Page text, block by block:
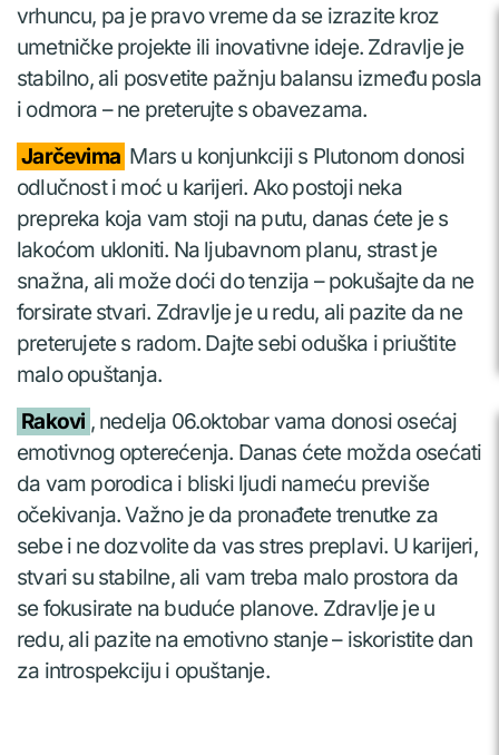
vrhuncu, pa je pravo vreme da se izrazite kroz
umetničke projekte ili inovativne ideje. Zdravlje je
stabilno, ali posvetite pažnju balansu između posla
i odmora – ne preterujte s obavezama.
Jarčevima Mars u konjunkciji s Plutonom donosi
odlučnost i moć u karijeri. Ako postoji neka
prepreka koja vam stoji na putu, danas ćete je s
lakoćom ukloniti. Na ljubavnom planu, strast je
snažna, ali može doći do tenzija – pokušajte da ne
forsirate stvari. Zdravlje je u redu, ali pazite da ne
preterujete s radom. Dajte sebi oduška i priuštite
malo opuštanja.
Rakovi , nedelja 06.oktobar vama donosi osećaj
emotivnog opterećenja. Danas ćete možda osećati
da vam porodica i bliski ljudi nameću previše
očekivanja. Važno je da pronađete trenutke za
sebe i ne dozvolite da vas stres preplavi. U karijeri,
stvari su stabilne, ali vam treba malo prostora da
se fokusirate na buduće planove. Zdravlje je u
redu, ali pazite na emotivno stanje – iskoristite dan
za introspekciju i opuštanje.